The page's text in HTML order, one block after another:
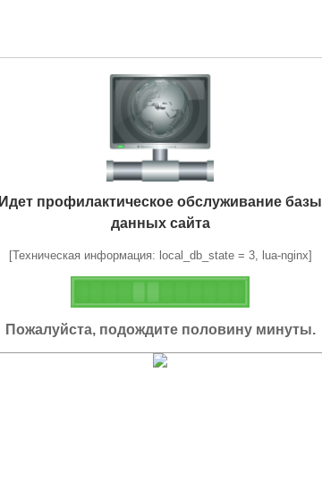
Идет профилактическое обслуживание базы
данных сайта
[Техническая информация: local_db_state = 3, lua-nginx]
Пожалуйста, подождите половину минуты.